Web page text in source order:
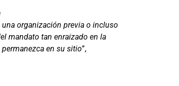
organización previa o incluso
mandato tan enraizado en la
en su sitio”,